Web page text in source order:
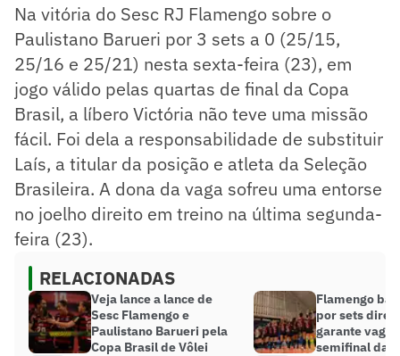
Na vitória do Sesc RJ Flamengo sobre o
Paulistano Barueri por 3 sets a 0 (25/15,
25/16 e 25/21) nesta sexta-feira (23), em
jogo válido pelas quartas de final da Copa
Brasil, a líbero Victória não teve uma missão
fácil. Foi dela a responsabilidade de substituir
Laís, a titular da posição e atleta da Seleção
Brasileira. A dona da vaga sofreu uma entorse
no joelho direito em treino na última segunda-
feira (23).
RELACIONADAS
Veja lance a lance de
Sesc Flamengo e
Paulistano Barueri pela
Copa Brasil de Vôlei
Flamengo
por sets
garante vaga
semifinal da